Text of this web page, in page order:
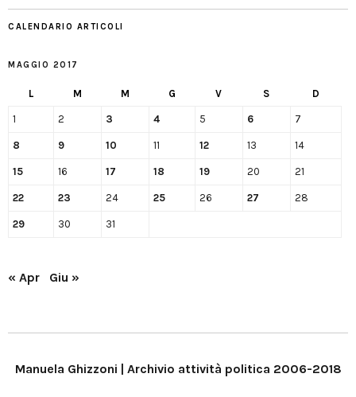
CALENDARIO ARTICOLI
MAGGIO 2017
L M M G V S D
1 2 3 4 5 6 7
8 9 10 11 12 13 14
15 16 17 18 19 20 21
22 23 24 25 26 27 28
29 30 31
« Apr Giu »
Manuela Ghizzoni | Archivio attività politica 2006-2018